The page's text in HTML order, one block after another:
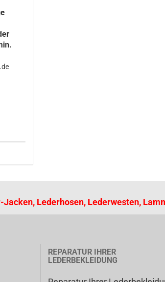
Jacken, Lederhosen, Lederwesten,
REPARATUR IHRER
LEDERBEKLEIDUNG